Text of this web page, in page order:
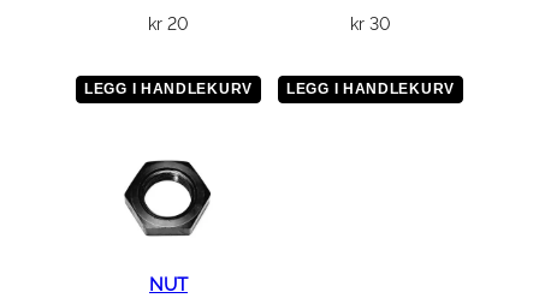
kr 20
LEGG I HANDLEKURV
kr 30
LEGG I HANDLEKURV
NUT